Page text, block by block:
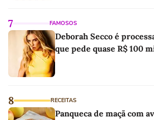
7 FAMOSOS
Deborah Secco é
que pede quase R$ 100
8 RECEITAS
Panqueca de maçã com